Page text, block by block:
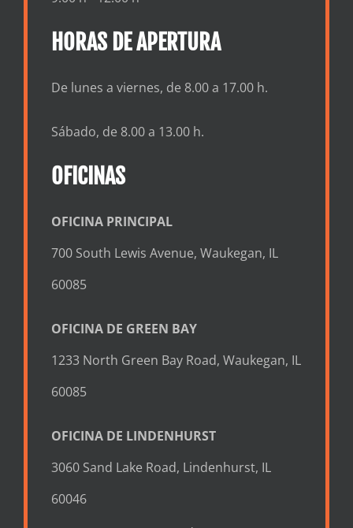
HORAS DE APERTURA
De lunes a viernes, de 8.00 a 17.00 h.
Sábado, de 8.00 a 13.00 h.
OFICINAS
OFICINA PRINCIPAL
700 South Lewis Avenue, Waukegan, IL
60085
OFICINA DE GREEN BAY
1233 North Green Bay Road, Waukegan, IL
60085
OFICINA DE LINDENHURST
3060 Sand Lake Road, Lindenhurst, IL
60046